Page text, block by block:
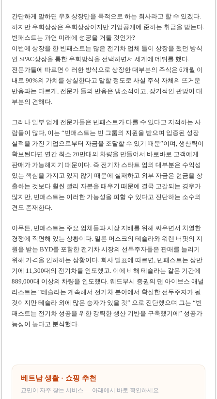
간단하게 말하면 우회상장만을 목적으로 하는 회사라고 할 수 있겠다.
하지만 우회상장은 우회상장이지만 기업공개에 준하는 취급을 받는다.
빈패스트는 과연 미래에 성공을 거둘 것인가?
이번에 상장을 한 빈패스트는 많은 전기차 업체 들이 상장을 했던 방식
인 SPAC상장을 통한 우회방식을 선택하면서 세계에 데뷔를 했다.
전문가들에 따르면 이러한 방식으로 상장한 대부분의 주식은 6개월 이
내로 90%의 가치를 상실한다고 말할 정도로 사실 주식 자체의 뜨거운
반응과는 다르게, 전문가 들의 반응은 냉소적이고, 장기적인 관망이 대
부분의 견해다.
그러나 일부 업계 전문가들은 빈패스트가 다를 수 있다고 지적하는 사
람들이 많다, 이는 “빈패스트는 빈 그룹의 지원을 받으며 입증된 성장
실적을 가진 기업으로부터 자금을 조달할 수 있기 때문”이며, 생산력이
확보된다면 연간 최소 20만대의 차량을 만들어서 바로바로 고객에게
판매가 가능해지기 때문이다. 즉 전기차 스타트 업의 대부분은 수익성
있는 핵심을 가지고 있지 않기 때문에 실패하고 외부 자금은 현금을 창
출하는 것보다 훨씬 빨리 자본을 태우기 때문에 결국 고갈되는 경우가
많지만, 빈패스트는 이러한 가능성을 피할 수 있다고 진단하는 소수의
견도 존재한다.
아무튼, 빈패스트는 주요 업체들과 시장 지배를 위해 싸우면서 치열한
경쟁에 직면해 있는 상황이다. 일론 머스크의 테슬라와 워렌 버핏의 지
원을 받는 BYD를 포함한 전기차 시장의 선두주자들은 판매를 늘리기
위해 가격을 인하하는 상황이다. 회사 발표에 따르면, 빈패스트는 상반
기에 11,300대의 전기차를 인도했고. 이에 비해 테슬라는 같은 기간에
889,000대 이상의 차량을 인도했다. 웨드부시 증권의 댄 아이브스 애널
리스트는 “테슬라는 계속해서 전기차 분야에서 확실한 선두주자가 될
것이지만 테슬라 외에 많은 승자가 있을 것” 으로 진단했으며 그는 “빈
패스트는 전기차 성공을 위한 강력한 생산 기반을 구축했기에” 성공가
능성이 높다고 분석했다.
베트남 생활 · 쇼핑 추천
교민이 자주 찾는 서비스 — 아래에서 바로 확인하세요